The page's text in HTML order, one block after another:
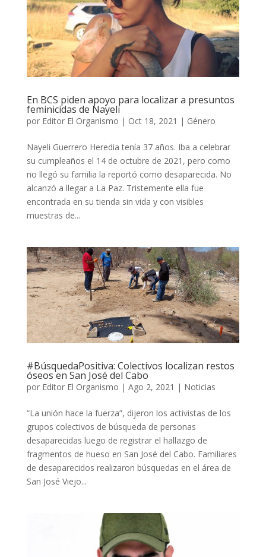
En BCS piden apoyo para localizar a presuntos
feminicidas de Nayeli
por Editor El Organismo | Oct 18, 2021 | Género
Nayeli Guerrero Heredia tenía 37 años. Iba a celebrar
su cumpleaños el 14 de octubre de 2021, pero como
no llegó su familia la reportó como desaparecida. No
alcanzó a llegar a La Paz. Tristemente ella fue
encontrada en su tienda sin vida y con visibles
muestras de...
#BúsquedaPositiva: Colectivos localizan restos
óseos en San José del Cabo
por Editor El Organismo | Ago 2, 2021 | Noticias
“La unión hace la fuerza”, dijeron los activistas de los
grupos colectivos de búsqueda de personas
desaparecidas luego de registrar el hallazgo de
fragmentos de hueso en San José del Cabo. Familiares
de desaparecidos realizaron búsquedas en el área de
San José Viejo...